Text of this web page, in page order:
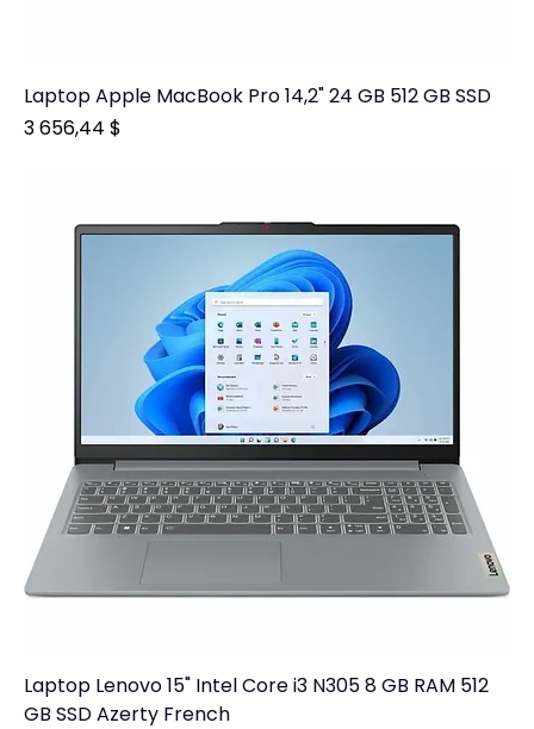
Laptop Apple MacBook Pro 14,2" 24 GB 512 GB SSD
Prix
3 656,44 $
Laptop Lenovo 15" Intel Core i3 N305 8 GB RAM 512
GB SSD Azerty French